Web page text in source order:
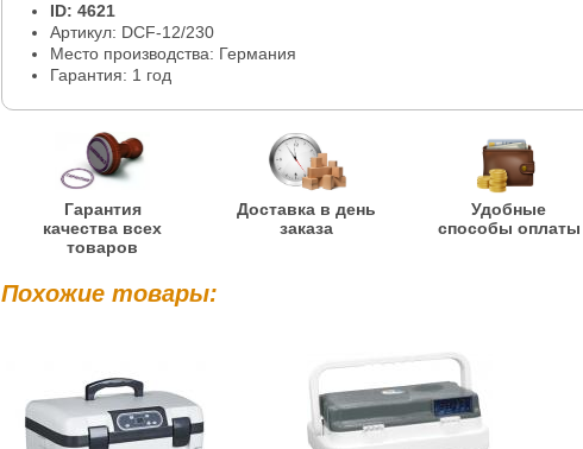
ID: 4621
Артикул: DCF-12/230
Место производства: Германия
Гарантия: 1 год
Гарантия
качества всех
товаров
Доставка в день
заказа
Удобные
способы оплаты
Похожие товары: